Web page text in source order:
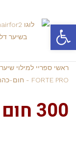
ראשי
FORTE PRO - חום-כהה
300 חום כהה
פתח סרגל נגישות